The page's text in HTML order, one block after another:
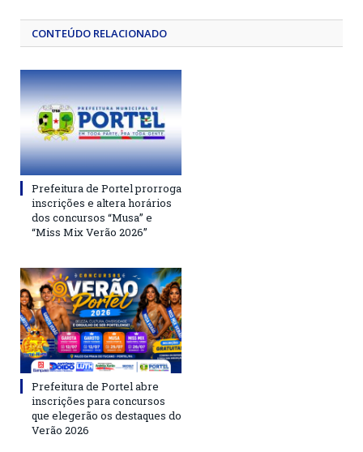
CONTEÚDO RELACIONADO
Prefeitura de Portel prorroga
inscrições e altera horários
dos concursos “Musa” e
“Miss Mix Verão 2026”
Prefeitura de Portel abre
inscrições para concursos
que elegerão os destaques do
Verão 2026